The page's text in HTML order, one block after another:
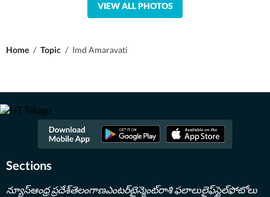
VIEW ALL PHOTOS
Home / Topic / Imd Amaravati
Sections
న్యూస్ఆంధ్ర ప్రదేశ్తెలంగాణఎంటర్‌టైన్మెంట్రాశి ఫలాలులైఫ్‌స్టైల్ఫోటోలు